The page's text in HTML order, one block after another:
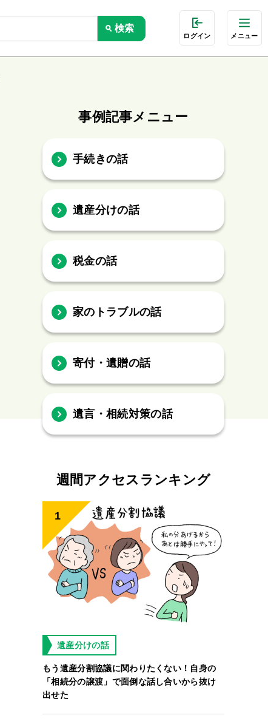
ログイン メニュー
事例記事メニュー
手続きの話
遺産分けの話
税金の話
家のトラブルの話
寄付・遺贈の話
遺言・相続対策の話
週間アクセスランキング
遺産分けの話
もう遺産分割協議に関わりたくない！自身の
「相続分の譲渡」で面倒な話し合いから抜け
出せた